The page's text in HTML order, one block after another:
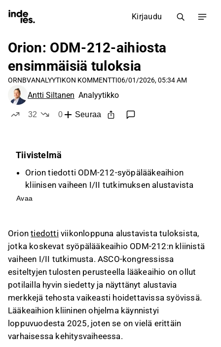
Kirjaudu
Orion: ODM-212-aihiosta
ensimmäisiä tuloksia
ORNBVANALYYTIKON KOMMENTTI06/01/2026, 05:34 AM
Antti Siltanen Analyytikko
32
0
Seuraa
Tiivistelmä
Orion tiedotti ODM-212-syöpälääkeaihion
kliinisen vaiheen I/II tutkimuksen alustavista
tuloksista, jotka osoittavat lääkkeen olevan
TEADES-tutkimuksen tulokset osoittivat, että
ODM-212:lla on suotuisa turvallisuusprofiili
ilman annosta rajoittavaa toksisuutta, ja lääke
saavutti 15,6 %:n kokonaisvasteprosentin
erityisesti mesotelioomassa ja EHE-syövässä.
ODM-212 on saanut Yhdysvaltain FDA:lta
harvinaislääkestatuksen mesoteliooman
hoidossa, mikä tarjoaa taloudellisia
kannustimia ja markkinasuojaa
Avaa
Oriontiedotti viikonloppuna alustavista tuloksista,
jotka koskevat syöpälääkeaihio ODM-212:n kliinistä
vaiheen I/II tutkimusta. ASCO-kongressissa
esiteltyjen tulosten perusteella lääkeaihio on ollut
potilailla hyvin siedetty ja näyttänyt alustavia
merkkejä tehosta vaikeasti hoidettavissa syövissä.
Lääkeaihion kliininen ohjelma käynnistyi
loppuvuodesta 2025, joten se on vielä erittäin
varhaisessa kehitysvaiheessa.